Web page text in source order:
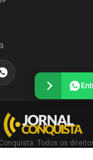
Todos os